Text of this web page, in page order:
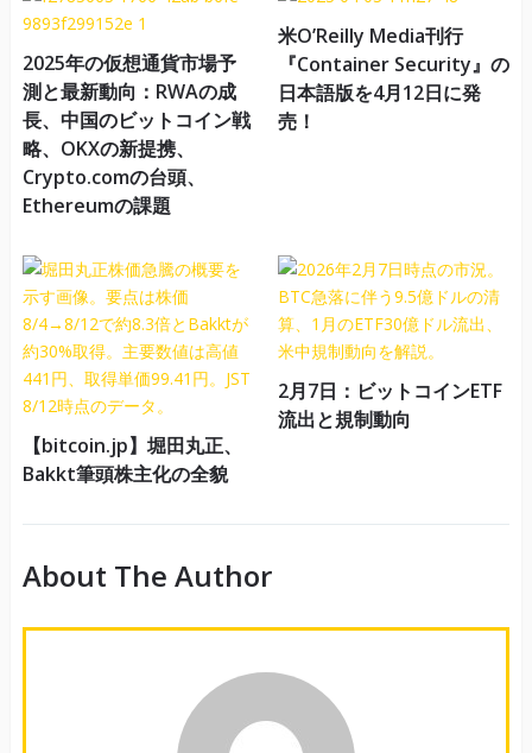
2025年の仮想通貨市場予
測と最新動向：RWAの成
長、中国のビットコイン戦
略、OKXの新提携、
Crypto.comの台頭、
Ethereumの課題
米O’Reilly Media刊行
『Container Security』の
日本語版を4月12日に発
売！
【bitcoin.jp】堀田丸正、
Bakkt筆頭株主化の全貌
2月7日：ビットコインETF
流出と規制動向
About The Author